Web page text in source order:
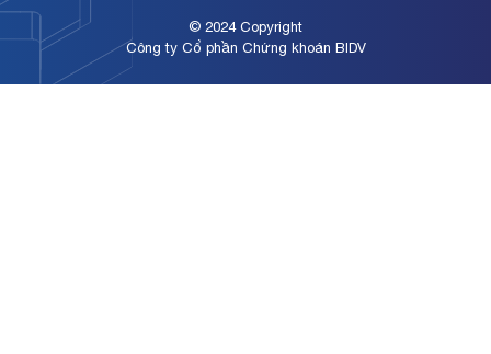
© 2024 Copyright
Công ty Cổ phần Chứng khoán BIDV